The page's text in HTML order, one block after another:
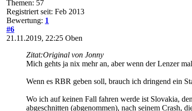
Themen: 57
Registriert seit: Feb 2013
Bewertung: 1
#6
21.11.2019, 22:25 Oben
Zitat:Original von Jonny
Mich gehts ja nix mehr an, aber wenn der Lenzer
Wenn es RBR geben soll, brauch ich dringend ein
Wo ich auf keinen Fall fahren werde ist Slovakia,
abgeschnitten (abgenommen), nach seinem Crash,